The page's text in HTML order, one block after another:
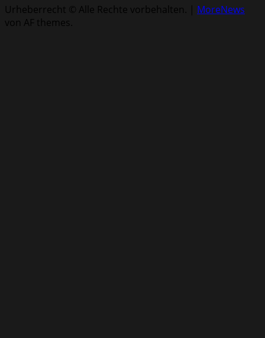
Urheberrecht © Alle Rechte vorbehalten. | MoreNews
von AF themes.